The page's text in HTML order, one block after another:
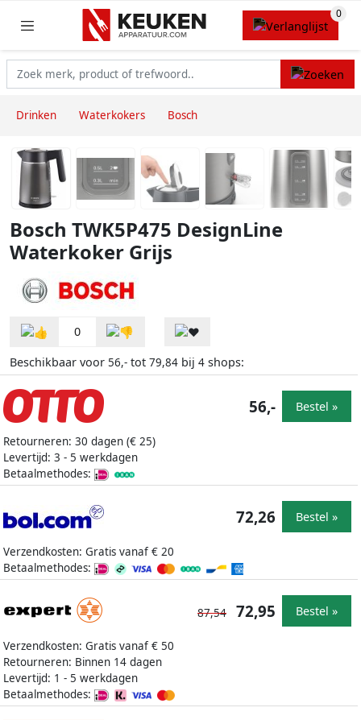
Drinken Waterkokers Bosch
Bosch TWK5P475 DesignLine
Waterkoker Grijs
0
Beschikbaar voor 56,- tot 79,84 bij 4 shops:
Retourneren: 30 dagen (€ 25)
Levertijd: 3 - 5 werkdagen
Betaalmethodes:
56,- Bestel »
Verzendkosten: Gratis vanaf € 20
Betaalmethodes:
72,26 Bestel »
Verzendkosten: Gratis vanaf € 50
Retourneren: Binnen 14 dagen
Levertijd: 1 - 5 werkdagen
Betaalmethodes:
87,54 72,95 Bestel »